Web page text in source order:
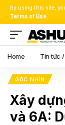
By using this site,
Terms of Use.
Home Tin tức
GÓC NHÌN
Xây
và 6A: